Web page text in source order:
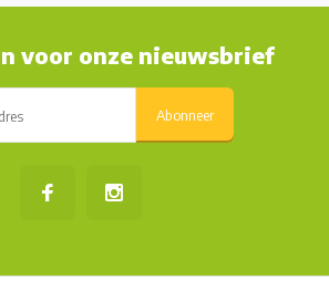
voor onze nieuwsbrief
Abonneer